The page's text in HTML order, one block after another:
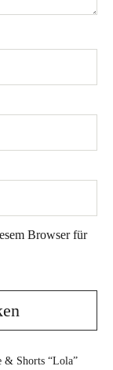
Browser für
& Shorts “Lola”